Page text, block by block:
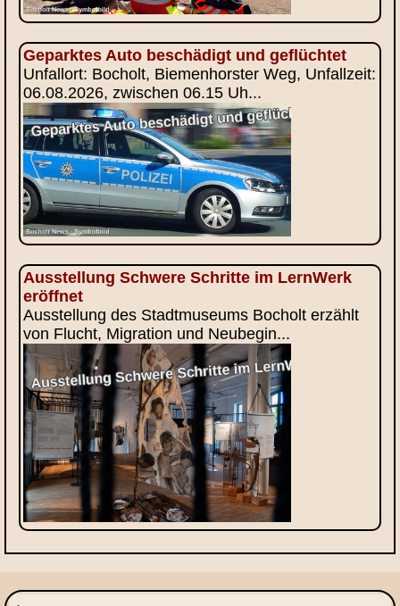
Geparktes Auto beschädigt und geflüchtet
Unfallort: Bocholt, Biemenhorster Weg, Unfallzeit:
06.08.2026, zwischen 06.15 Uh...
Ausstellung Schwere Schritte im LernWerk
eröffnet
Ausstellung des Stadtmuseums Bocholt erzählt
von Flucht, Migration und Neubegin...